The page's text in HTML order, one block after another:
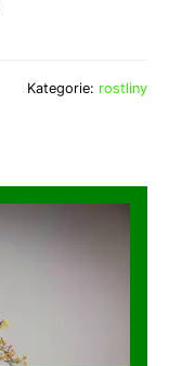
Kategorie: rostliny